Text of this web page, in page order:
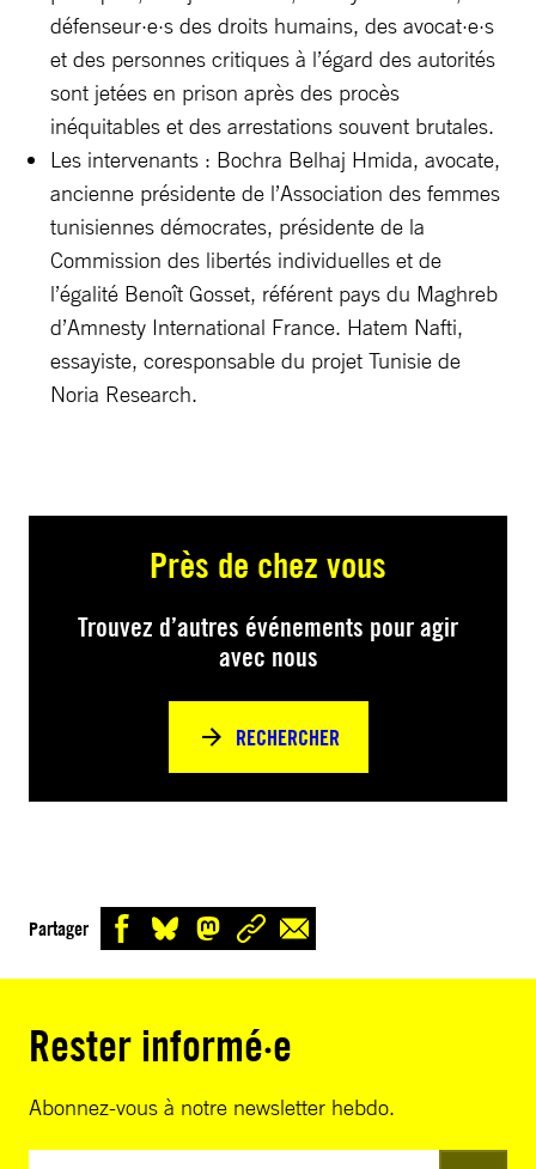
défenseur·e·s des droits humains, des avocat·e·s
et des personnes critiques à l’égard des autorités
sont jetées en prison après des procès
inéquitables et des arrestations souvent brutales.
Les intervenants : Bochra Belhaj Hmida, avocate,
ancienne présidente de l’Association des femmes
tunisiennes démocrates, présidente de la
Commission des libertés individuelles et de
l’égalité Benoît Gosset, référent pays du Maghreb
d’Amnesty International France. Hatem Nafti,
essayiste, coresponsable du projet Tunisie de
Noria Research.
Près de chez vous
Trouvez d’autres événements pour agir
avec nous
RECHERCHER
Partager
Rester informé·e
Abonnez-vous à notre newsletter hebdo.